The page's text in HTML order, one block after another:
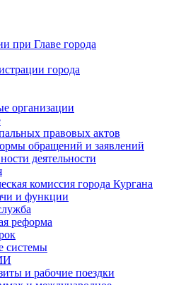
при Главе города
города
организации
правовых актов
обращений и заявлений
деятельности
комиссия города Кургана
и функции
реформа
системы
и рабочие поездки